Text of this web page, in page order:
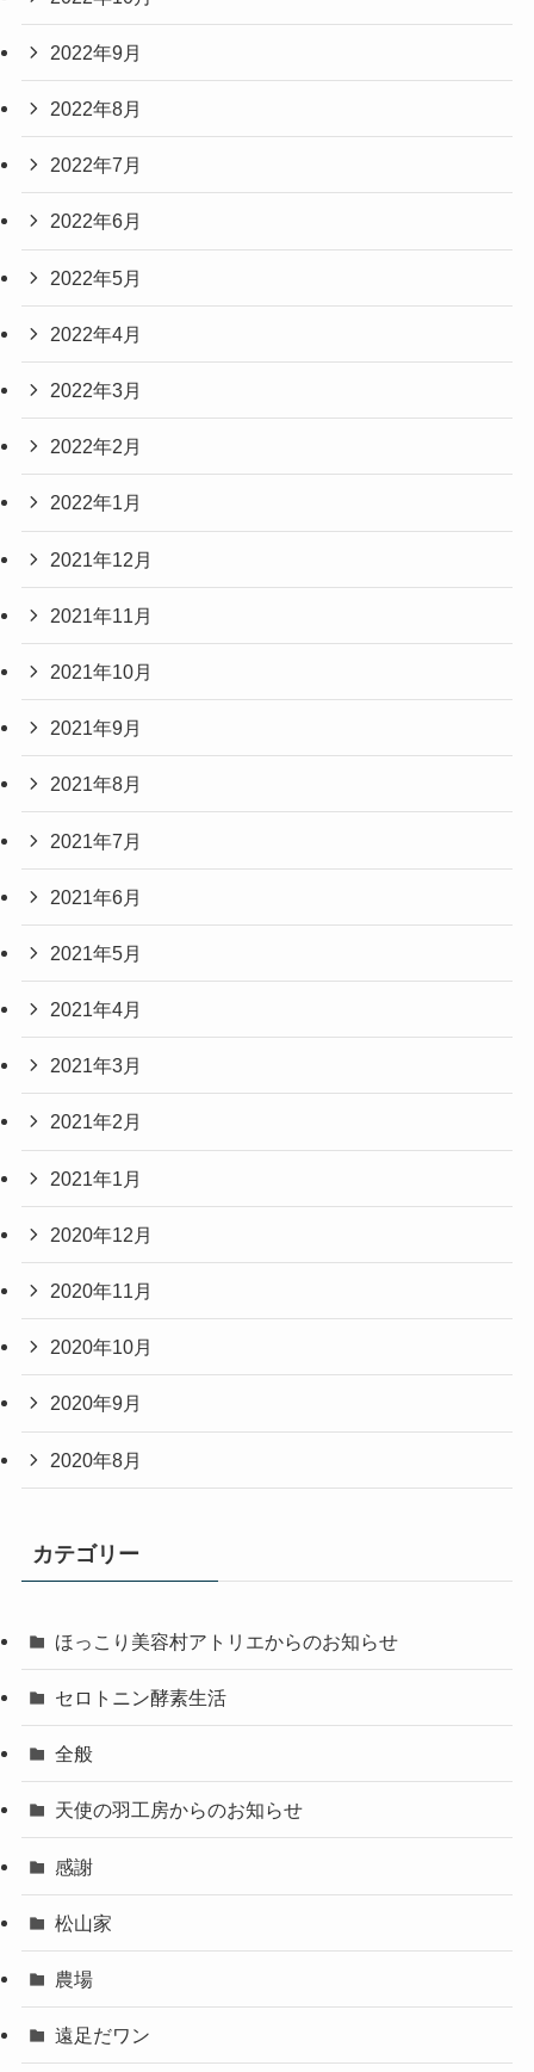
2022年9月
2022年8月
2022年7月
2022年6月
2022年5月
2022年4月
2022年3月
2022年2月
2022年1月
2021年12月
2021年11月
2021年10月
2021年9月
2021年8月
2021年7月
2021年6月
2021年5月
2021年4月
2021年3月
2021年2月
2021年1月
2020年12月
2020年11月
2020年10月
2020年9月
2020年8月
カテゴリー
ほっこり美容村アトリエからのお知らせ
セロトニン酵素生活
全般
天使の羽工房からのお知らせ
感謝
松山家
農場
遠足だワン